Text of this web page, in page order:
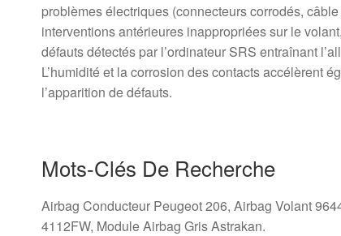
problèmes électriques (connecteurs corrodés,
interventions antérieures inappropriées sur le
défauts détectés par l’ordinateur SRS entraînant
L’humidité et la corrosion des contacts accélèrent
l’apparition de défauts.
Mots-Clés De Recherche
Airbag Conducteur Peugeot 206, Airbag Volant
4112FW, Module Airbag Gris Astrakan.